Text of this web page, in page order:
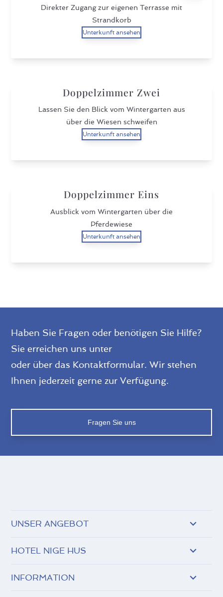
Direkter Zugang zur eigenen Terrasse mit
Strandkorb
Unterkunft ansehen
Doppelzimmer Zwei
Lassen Sie den Blick vom Wintergarten aus
über die Wiesen schweifen
Unterkunft ansehen
Doppelzimmer Eins
Ausblick vom Wintergarten über die
Pferdewiese
Unterkunft ansehen
Haben Sie Fragen oder benötigen Sie Hilfe?
Sie erreichen uns unter
oder über das Kontaktformular. Wir stehen
Ihnen jederzeit gerne zur Verfügung.
Fragen Sie uns
UNSER ANGEBOT
HOTEL NIGE HUS
INFORMATION